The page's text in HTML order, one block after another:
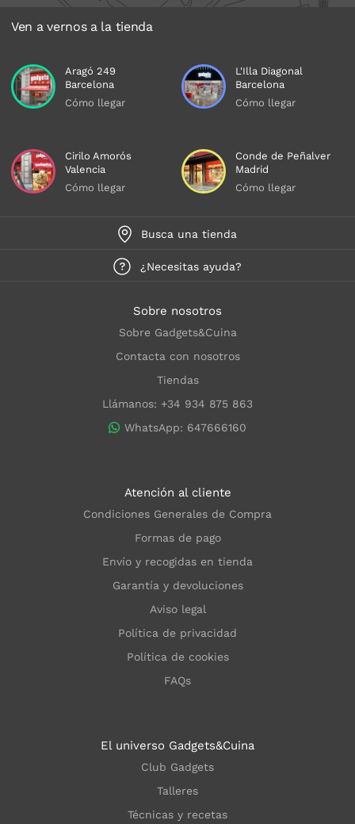
Ven a vernos a la tienda
Aragó 249
Barcelona
Cómo llegar
L'Illa Diagonal
Barcelona
Cómo llegar
Cirilo Amorós
Valencia
Cómo llegar
Conde de Peñalver
Madrid
Cómo llegar
Busca una tienda
¿Necesitas ayuda?
Sobre nosotros
Sobre Gadgets&Cuina
Contacta con nosotros
Tiendas
Llámanos: +34 934 875 863
WhatsApp: 647666160
Atención al cliente
Condiciones Generales de Compra
Formas de pago
Envío y recogidas en tienda
Garantía y devoluciones
Aviso legal
Política de privacidad
Política de cookies
FAQs
El universo Gadgets&Cuina
Club Gadgets
Talleres
Técnicas y recetas